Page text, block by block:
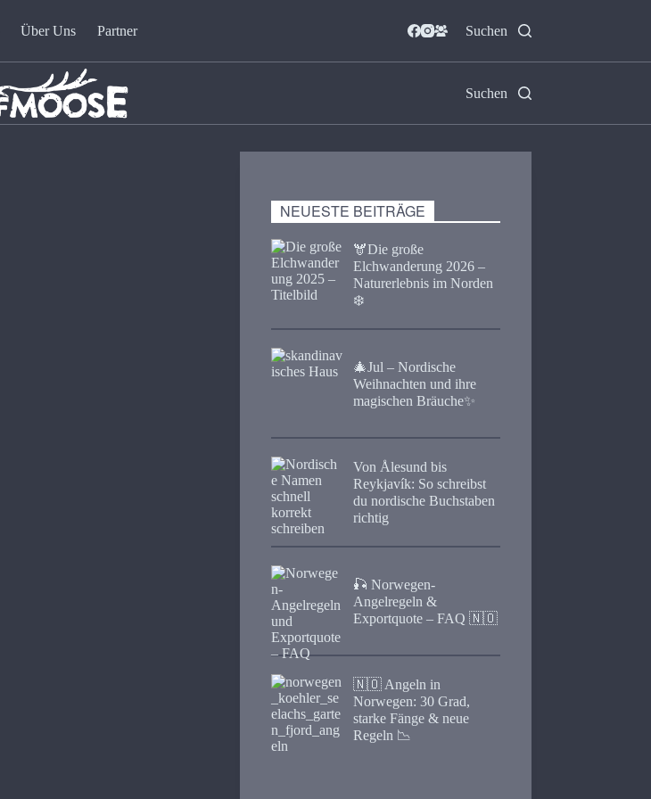
Über Uns Partner Suchen
Suchen
NEUESTE BEITRÄGE
🫎​Die große
Elchwanderung 2026 –
Naturerlebnis im Norden
❄️
🎄Jul – Nordische
Weihnachten und ihre
magischen Bräuche✨
Von Ålesund bis
Reykjavík: So schreibst
du nordische Buchstaben
richtig
🎣 Norwegen-
Angelregeln &
Exportquote – FAQ 🇳🇴
🇳🇴 Angeln in
Norwegen: 30 Grad,
starke Fänge & neue
Regeln 📉